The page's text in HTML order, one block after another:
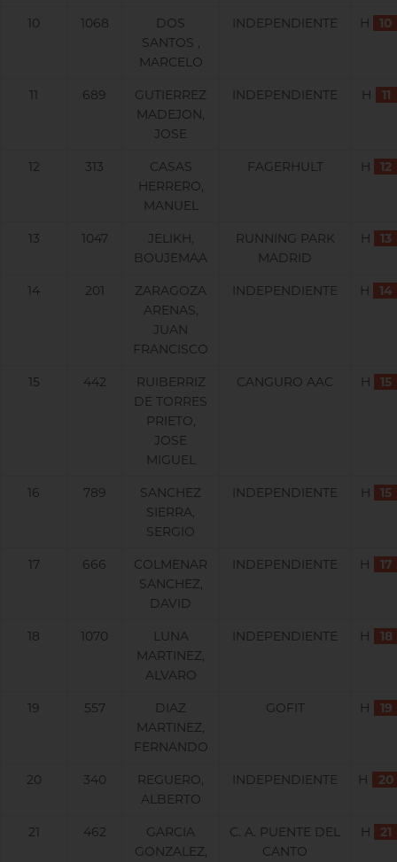
10 1068
DOS
SANTOS ,
MARCELO
INDEPENDIENTE H 10
11 689
GUTIERREZ
MADEJON,
JOSE
INDEPENDIENTE H 11
12 313
CASAS
HERRERO,
MANUEL
FAGERHULT H 12
13 1047
JELIKH,
BOUJEMAA
RUNNING PARK
MADRID
H 13
14 201
ZARAGOZA
ARENAS,
JUAN
FRANCISCO
INDEPENDIENTE H 14
15 442
RUIBERRIZ
DE TORRES
PRIETO,
JOSE
MIGUEL
CANGURO AAC H 15
16 789
SANCHEZ
SIERRA,
SERGIO
INDEPENDIENTE H 15
17 666
COLMENAR
SANCHEZ,
DAVID
INDEPENDIENTE H 17
18 1070
LUNA
MARTINEZ,
ALVARO
INDEPENDIENTE H 18
19 557
DIAZ
MARTINEZ,
FERNANDO
GOFIT H 19
20 340
REGUERO,
ALBERTO
INDEPENDIENTE H 20
21 462
GARCIA
GONZALEZ,
C. A. PUENTE DEL
CANTO
H 21